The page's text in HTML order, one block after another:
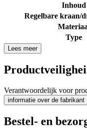
Inhoud
Regelbare kraan/
Type
Lees meer
Verantwoordelijk voor
informatie over de fabrikant
Bestel- en